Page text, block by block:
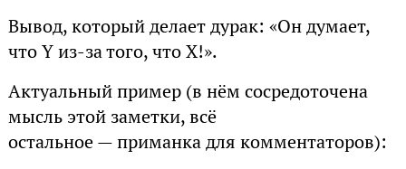
Вывод, который делает дурак: «Он думает,
что Y из-за того, что X!».
Актуальный пример (в нём сосредоточена
мысль этой заметки, всё
остальное — приманка для комментаторов):